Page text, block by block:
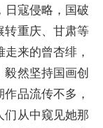
日寇侵略，国破
转重庆、甘肃等
来的曾杏绯，
然坚持国画创
品流传不多，
们从中窥见她那